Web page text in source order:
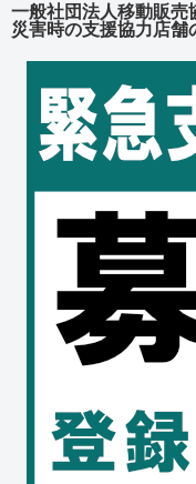
一般社団法人移動販売
災害時の支援協力店舗